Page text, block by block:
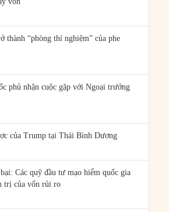
thành “phòng thí nghiệm” của phe
phủ nhận cuộc gặp với Ngoại trưởng
của Trump tại Thái Bình Dương
Các quỹ đầu tư mạo hiểm quốc gia
trị của vốn rủi ro